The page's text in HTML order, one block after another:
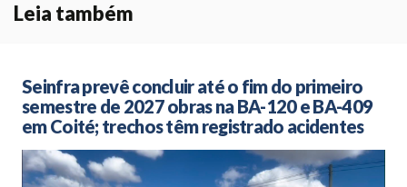
Leia também
Seinfra prevê concluir até o fim do primeiro
semestre de 2027 obras na BA-120 e BA-409
em Coité; trechos têm registrado acidentes